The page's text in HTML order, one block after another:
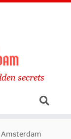
secrets